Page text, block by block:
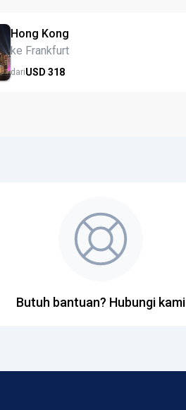
Hong Kong
ke Frankfurt
dariUSD 318
Butuh bantuan? Hubungi kami